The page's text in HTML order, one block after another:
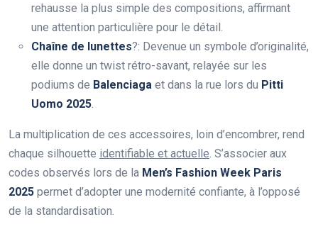
rehausse la plus simple des compositions, affirmant
une attention particulière pour le détail.
Chaîne de lunettes?: Devenue un symbole d’originalité,
elle donne un twist rétro-savant, relayée sur les
podiums de Balenciaga et dans la rue lors du Pitti
Uomo 2025.
La multiplication de ces accessoires, loin d’encombrer, rend
chaque silhouette identifiable et actuelle. S’associer aux
codes observés lors de la Men’s Fashion Week Paris
2025 permet d’adopter une modernité confiante, à l’opposé
de la standardisation.